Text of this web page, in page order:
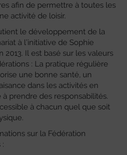
afin de permettre à toutes les
activité de loisir.
le développement de la
à l’initiative de Sophie
2013. Il est basé sur les valeurs
: La pratique régulière
une bonne santé, un
dans les activités en
prendre des responsabilités.
à chacun quel que soit
sur la Fédération
: